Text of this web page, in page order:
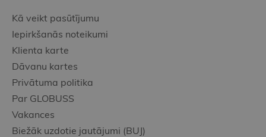
Kā veikt pasūtījumu
Iepirkšanās noteikumi
Klienta karte
Dāvanu kartes
Privātuma politika
Par GLOBUSS
Vakances
Biežāk uzdotie jautājumi (BUJ)